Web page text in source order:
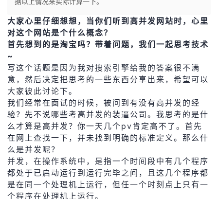
人
主
页
我
的
开
发
者
我
的
博
我
的
我
大家心里仔细想想，当你们听到高并发网站时，心里
对这个网站是个什么概念？
首先想到的是淘宝吗？带着问题，我们一起思考技术
~
写这个话题是因为我对搜索引擎给我的答案很不满
意，然后决定把思考的一些东西分享出来，希望可以
大家彼此讨论下。
我们经常在面试的时候，被问到有没有高并发的经
验？先不说哪些考高并发的装逼公司。我思考的是什
么才算是高并发？你一天几个pv肯定高不了。首先
在网上查找一下，并未找到明确的标准定义。那么什
么是并发呢？
并发，在操作系统中，是指一个时间段中有几个程序
都处于已启动运行到运行完毕之间，且这几个程序都
是在同一个处理机上运行，但任一个时刻点上只有一
个程序在处理机上运行。